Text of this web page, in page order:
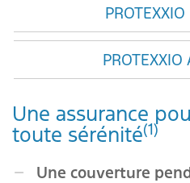
Une assurance
toute sérénité(1)
Une couverture